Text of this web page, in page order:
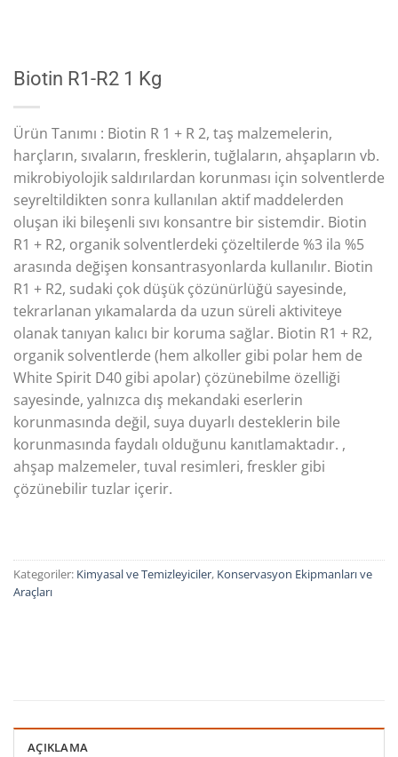
Biotin R1-R2 1 Kg
Ürün Tanımı : Biotin R 1 + R 2, taş malzemelerin,
harçların, sıvaların, fresklerin, tuğlaların, ahşapların vb.
mikrobiyolojik saldırılardan korunması için solventlerde
seyreltildikten sonra kullanılan aktif maddelerden
oluşan iki bileşenli sıvı konsantre bir sistemdir. Biotin
R1 + R2, organik solventlerdeki çözeltilerde %3 ila %5
arasında değişen konsantrasyonlarda kullanılır. Biotin
R1 + R2, sudaki çok düşük çözünürlüğü sayesinde,
tekrarlanan yıkamalarda da uzun süreli aktiviteye
olanak tanıyan kalıcı bir koruma sağlar. Biotin R1 + R2,
organik solventlerde (hem alkoller gibi polar hem de
White Spirit D40 gibi apolar) çözünebilme özelliği
sayesinde, yalnızca dış mekandaki eserlerin
korunmasında değil, suya duyarlı desteklerin bile
korunmasında faydalı olduğunu kanıtlamaktadır. ,
ahşap malzemeler, tuval resimleri, freskler gibi
çözünebilir tuzlar içerir.
Kategoriler: Kimyasal ve Temizleyiciler, Konservasyon Ekipmanları ve
Araçları
AÇIKLAMA